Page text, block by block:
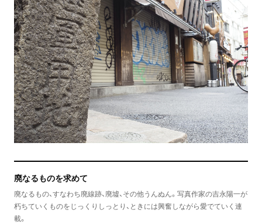
廃なるものを求めて
廃なるもの、すなわち廃線跡、廃墟、その他うんぬん。写真作家の吉永陽一が
朽ちていくものをじっくりしっとり、ときには興奮しながら愛でていく連
載。